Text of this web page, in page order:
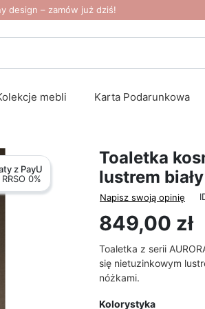
design – zamów już dziś!
mebli Karta Podarunkowa
z PayU
0%
Toaletka
lustrem
Napisz swoją opinię
849,00 zł
Toaletka z serii
się nietuzinkowym
nóżkami.
Kolorystyka